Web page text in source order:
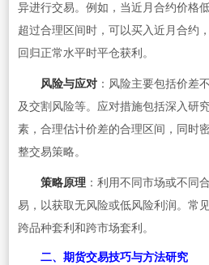
异进行交易。例如，当近月合约价格
超过合理区间时，可以买入近月合约
回归正常水平时平仓获利。
风险与应对：风险主要包括价差
及交割风险等。应对措施包括深入研
素，合理估计价差的合理区间，同时
整交易策略。
策略原理：利用不同市场或不同
易，以获取无风险或低风险利润。常
跨品种套利和跨市场套利。
二、期货交易技巧与方法研究